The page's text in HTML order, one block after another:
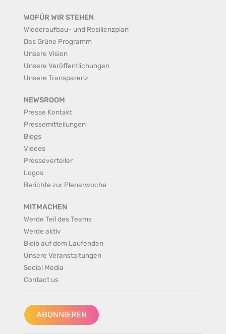
WOFÜR WIR STEHEN
Wiederaufbau- und Resilienzplan
Das Grüne Programm
Unsere Vision
Unsere Veröffentlichungen
Unsere Transparenz
NEWSROOM
Presse Kontakt
Pressemitteilungen
Blogs
Videos
Presseverteiler
Logos
Berichte zur Plenarwoche
MITMACHEN
Werde Teil des Teams
Werde aktiv
Bleib auf dem Laufenden
Unsere Veranstaltungen
Social Media
Contact us
ABONNIEREN